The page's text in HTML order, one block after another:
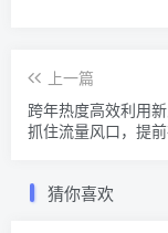
上一篇
跨年热度高效利用新
抓住流量风口，提
猜你喜欢